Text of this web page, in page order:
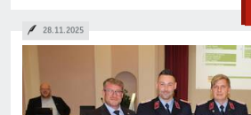
28.11.2025